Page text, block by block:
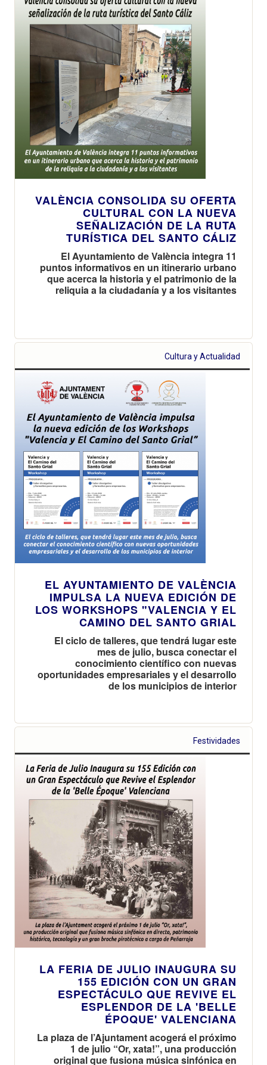
VALÈNCIA CONSOLIDA SU OFERTA
CULTURAL CON LA NUEVA
SEÑALIZACIÓN DE LA RUTA
TURÍSTICA DEL SANTO CÁLIZ
El Ayuntamiento de València integra 11
puntos informativos en un itinerario urbano
que acerca la historia y el patrimonio de la
reliquia a la ciudadanía y a los visitantes
Cultura y Actualidad
EL AYUNTAMIENTO DE VALÈNCIA
IMPULSA LA NUEVA EDICIÓN DE
LOS WORKSHOPS "VALENCIA Y EL
CAMINO DEL SANTO GRIAL
El ciclo de talleres, que tendrá lugar este
mes de julio, busca conectar el
conocimiento científico con nuevas
oportunidades empresariales y el desarrollo
de los municipios de interior
Festividades
LA FERIA DE JULIO INAUGURA SU
155 EDICIÓN CON UN GRAN
ESPECTÁCULO QUE REVIVE EL
ESPLENDOR DE LA 'BELLE
ÉPOQUE' VALENCIANA
La plaza de l’Ajuntament acogerá el próximo
1 de julio “Or, xata!”, una producción
original que fusiona música sinfónica en